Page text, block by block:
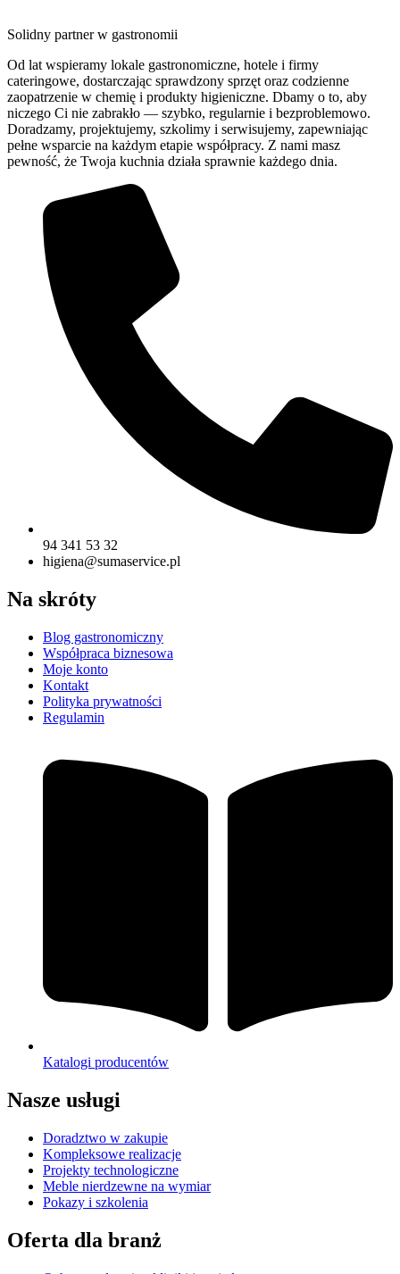
Solidny partner w gastronomii
Od lat wspieramy lokale gastronomiczne, hotele i firmy
cateringowe, dostarczając sprawdzony sprzęt oraz codzienne
zaopatrzenie w chemię i produkty higieniczne. Dbamy o to, aby
niczego Ci nie zabrakło — szybko, regularnie i bezproblemowo.
Doradzamy, projektujemy, szkolimy i serwisujemy, zapewniając
pełne wsparcie na każdym etapie współpracy. Z nami masz
pewność, że Twoja kuchnia działa sprawnie każdego dnia.
94 341 53 32
higiena@sumaservice.pl
Na skróty
Blog gastronomiczny
Współpraca biznesowa
Moje konto
Kontakt
Polityka prywatności
Regulamin
Katalogi producentów
Nasze usługi
Doradztwo w zakupie
Kompleksowe realizacje
Projekty technologiczne
Meble nierdzewne na wymiar
Pokazy i szkolenia
Oferta dla branż